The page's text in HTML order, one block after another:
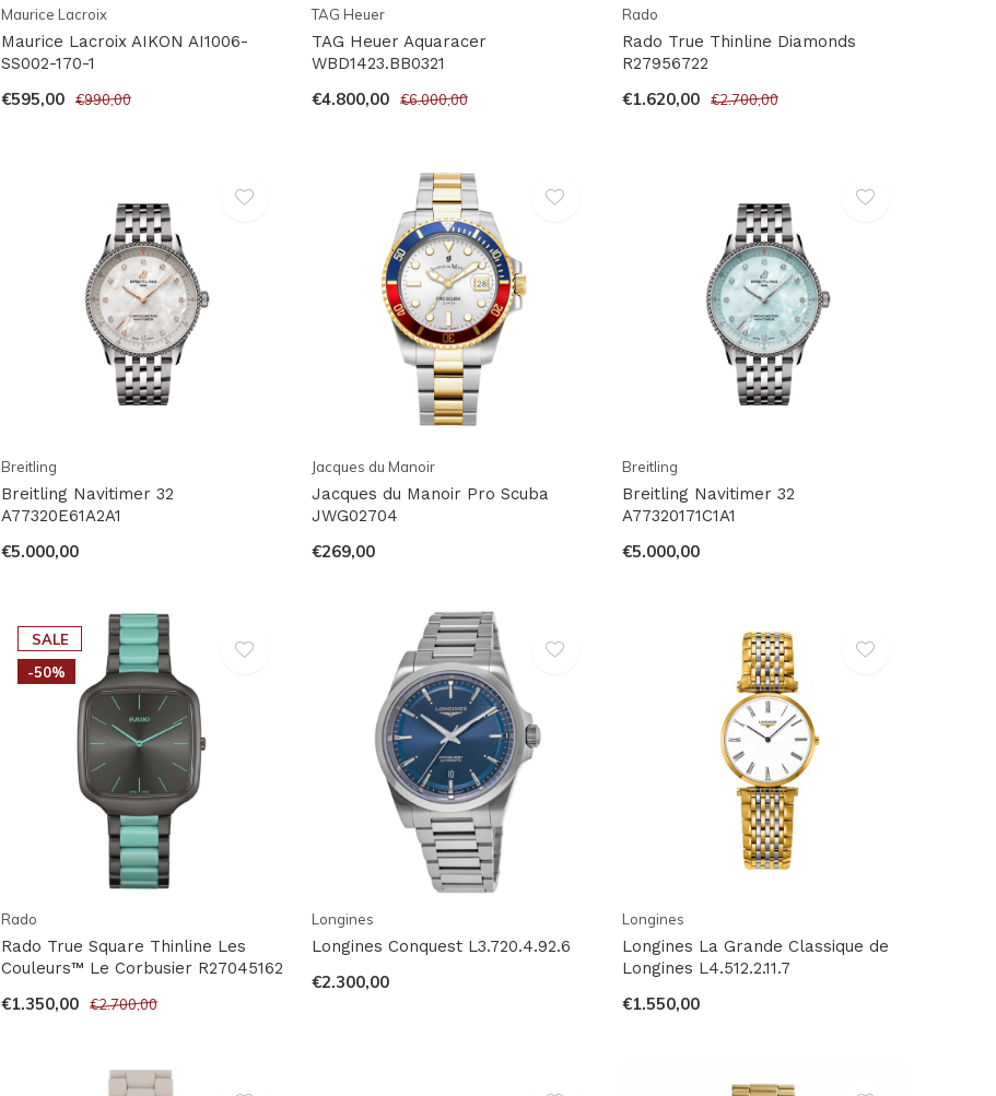
Maurice Lacroix
Maurice Lacroix AIKON AI1006-
SS002-170-1
€595,00 €990,00
TAG Heuer
TAG Heuer Aquaracer
WBD1423.BB0321
€4.800,00 €6.000,00
Rado
Rado True Thinline Diamonds
R27956722
€1.620,00 €2.700,00
Breitling
Breitling Navitimer 32
A77320E61A2A1
€5.000,00
Jacques du Manoir
Jacques du Manoir Pro Scuba
JWG02704
€269,00
Breitling
Breitling Navitimer 32
A77320171C1A1
€5.000,00
SALE
-50%
Rado
Rado True Square Thinline Les
Couleurs™ Le Corbusier R27045162
€1.350,00 €2.700,00
Longines
Longines Conquest L3.720.4.92.6
€2.300,00
Longines
Longines La Grande Classique de
Longines L4.512.2.11.7
€1.550,00